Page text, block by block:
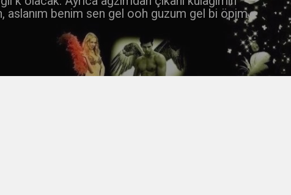
aslanım benim sen gel ooh guzum gel bi öpim